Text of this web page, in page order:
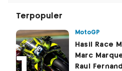
Terpopuler
MotoGP
Hasil Race
Marc
Raul